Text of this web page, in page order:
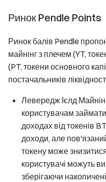
Ринок Pendle Points
Ринок балів Pendle
майнінг з плечем (YT,
(PT, токени основного
постачальників
Левередж Ієлд
користувачам
доходах від токенів
доходи, але
токену може
користувачі можуть
зберігаючи